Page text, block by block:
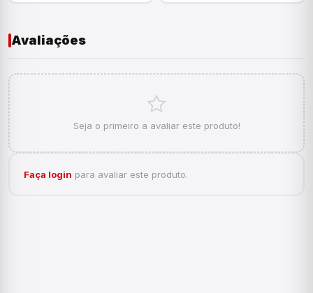
Avaliações
Seja o primeiro a avaliar este produto!
Faça login para avaliar este produto.